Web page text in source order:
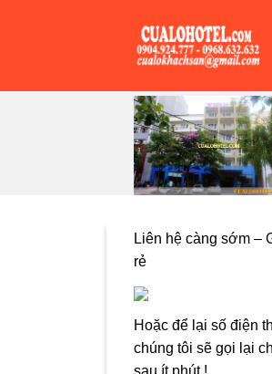
Liên hệ càng sớm –
rẻ
Hoặc để lại số điện
chúng tôi sẽ gọi lại
sau ít phút !